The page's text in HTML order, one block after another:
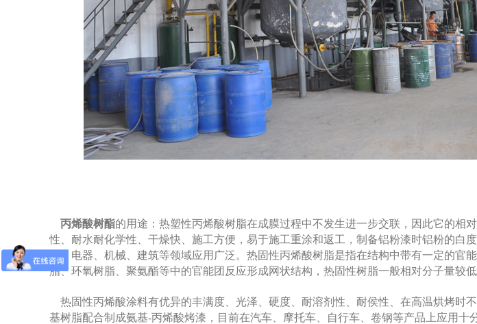
丙烯酸树酯的用途：热塑性丙烯酸树脂在成膜过程中不发生进一步交联，因此它的相
性、耐水耐化学性、干燥快、施工方便，易于施工重涂和返工，制备铝粉漆时铝粉的白
车、电器、机械、建筑等领域应用广泛。热固性丙烯酸树脂是指在结构中带有一定的官
脂、环氧树脂、聚氨酯等中的官能团反应形成网状结构，热固性树脂一般相对分子量较低
热固性丙烯酸涂料有优异的丰满度、光泽、硬度、耐溶剂性、耐侯性、在高温烘烤时
基树脂配合制成氨基-丙烯酸烤漆，目前在汽车、摩托车、自行车、卷钢等产品上应用十